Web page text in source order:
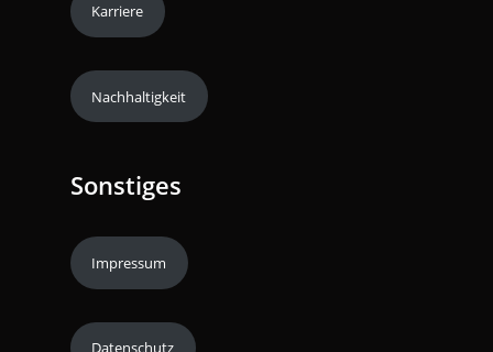
Karriere
Nachhaltigkeit
Sonstiges
Impressum
Datenschutz